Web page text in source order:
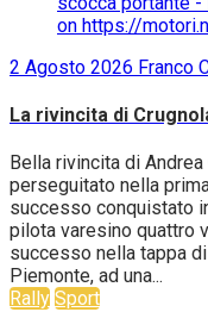
2 Agosto 2026 Franco
La rivincita di
Bella rivincita di
perseguitato nella
successo conquistato
pilota varesino quattro
successo nella tappa
Piemonte, ad una...
Rally Sport